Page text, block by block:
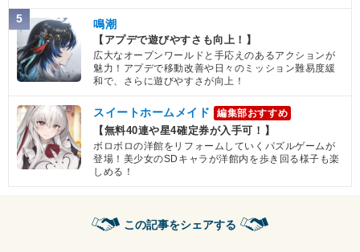
5 鳴潮
【アプデで遊びやすさも向上！】
広大なオープンワールドと手応えのあるアクションが
魅力！アプデで移動改善や日々のミッション難易度緩
和で、さらに遊びやすさが向上！
スイートホームメイド 編集部おすすめ
【無料40連や星4確定券が入手可！】
ボロボロの洋館をリフォームしていくパズルゲームが
登場！美少女のSDキャラが洋館内を歩き回る様子も楽
しめる！
この記事をシェアする